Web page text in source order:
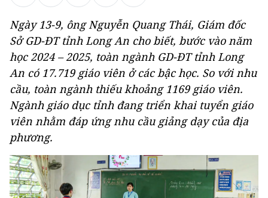
Ngày 13-9, ông Nguyễn Quang Thái, Giám đốc
Sở GD-ĐT tỉnh Long An cho biết, bước vào năm
học 2024 – 2025, toàn ngành GD-ĐT tỉnh Long
An có 17.719 giáo viên ở các bậc học. So với nhu
cầu, toàn ngành thiếu khoảng 1169 giáo viên.
Ngành giáo dục tỉnh đang triển khai tuyển giáo
viên nhằm đáp ứng nhu cầu giảng dạy của địa
phương.